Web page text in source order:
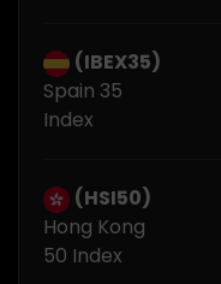
(IBEX35)
Spain 35
Index
(HSI50)
Hong Kong
50 Index